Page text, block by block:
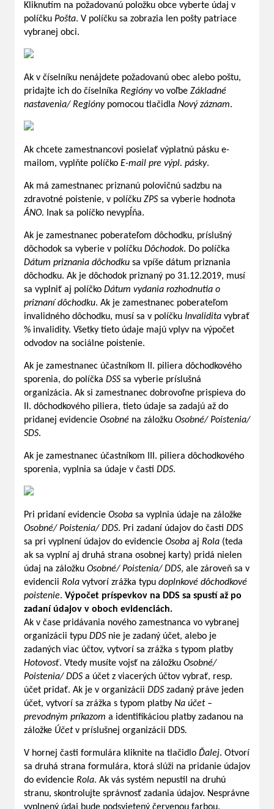
Kliknutím na požadovanú položku obce vyberte údaj v
políčku Pošta. V políčku sa zobrazia len pošty patriace
vybranej obci.
Ak v číselníku nenájdete požadovanú obec alebo poštu,
pridajte ich do číselníka Regiónyvo voľbe Základné
nastavenia/ Regióny pomocou tlačidla Nový záznam.
Ak chcete zamestnancovi posielať výplatnú pásku e-
mailom, vyplňte políčko E-mail pre výpl. pásky.
Ak má zamestnanec priznanú polovičnú sadzbu na
zdravotné poistenie, v políčku ZPS sa vyberie hodnota
ÁNO. Inak sa políčko nevypĺňa.
Ak je zamestnanec poberateľom dôchodku, príslušný
dôchodok sa vyberie v políčku Dôchodok. Do políčka
Dátum priznania dôchodku sa vpíše dátum priznania
dôchodku. Ak je dôchodok priznaný po 31.12.2019, musí
sa vyplniť aj políčko Dátum vydania rozhodnutia o
priznaní dôchodku. Ak je zamestnanec poberateľom
invalidného dôchodku, musí sa v políčku Invalidita vybrať
% invalidity. Všetky tieto údaje majú vplyv na výpočet
odvodov na sociálne poistenie.
Ak je zamestnanec účastníkom II. piliera dôchodkového
sporenia, do políčka DSS sa vyberie príslušná
organizácia. Ak si zamestnanec dobrovoľne prispieva do
II. dôchodkového piliera, tieto údaje sa zadajú až do
pridanej evidencie Osobné na záložku Osobné/ Poistenia/
SDS.
Ak je zamestnanec účastníkom III. piliera dôchodkového
sporenia, vyplnia sa údaje v časti DDS.
Pri pridaní evidencie Osoba sa vyplnia údaje na záložke
Osobné/ Poistenia/ DDS. Pri zadaní údajov do časti DDS
sa pri vyplnení údajov do evidencie Osoba aj Rola (teda
ak sa vyplní aj druhá strana osobnej karty) pridá nielen
údaj na záložku Osobné/ Poistenia/ DDS, ale zároveň sa v
evidencii Rola vytvorí zrážka typu doplnkové dôchodkové
poistenie. Výpočet príspevkov na DDS sa spustí až po
zadaní údajov v oboch evidenciách.
Ak v čase pridávania nového zamestnanca vo vybranej
organizácii typu DDS nie je zadaný účet, alebo je
zadaných viac účtov, vytvorí sa zrážka s typom platby
Hotovosť. Vtedy musíte vojsť na záložku Osobné/
Poistenia/ DDS a účet z viacerých účtov vybrať, resp.
účet pridať. Ak je v organizácii DDS zadaný práve jeden
účet, vytvorí sa zrážka s typom platby Na účet –
prevodným príkazom a identifikáciou platby zadanou na
záložke Účetv príslušnej organizácii DDS.
V hornej časti formulára kliknite na tlačidlo Ďalej. Otvorí
sa druhá strana formulára, ktorá slúži na pridanie údajov
do evidencie Rola. Ak vás systém nepustil na druhú
stranu, skontrolujte správnosť zadania údajov. Nesprávne